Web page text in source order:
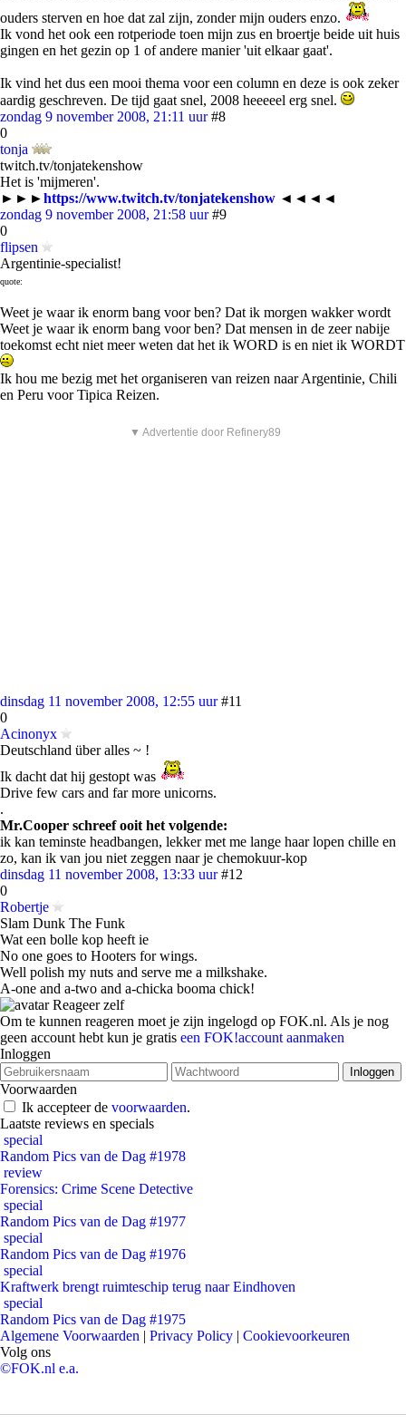
ouders sterven en hoe dat zal zijn, zonder mijn ouders enzo.
Ik vond het ook een rotperiode toen mijn zus en broertje beide uit huis
gingen en het gezin op 1 of andere manier 'uit elkaar gaat'.
Ik vind het dus een mooi thema voor een column en deze is ook zeker
aardig geschreven. De tijd gaat snel, 2008 heeeeel erg snel.
zondag 9 november 2008, 21:11 uur #8
0
tonja
twitch.tv/tonjatekenshow
Het is 'mijmeren'.
►►►https://www.twitch.tv/tonjatekenshow ◄◄◄◄
zondag 9 november 2008, 21:58 uur #9
0
flipsen
Argentinie-specialist!
quote:
Weet je waar ik enorm bang voor ben? Dat ik morgen wakker wordt
Weet je waar ik enorm bang voor ben? Dat mensen in de zeer nabije
toekomst echt niet meer weten dat het ik WORD is en niet ik WORDT
Ik hou me bezig met het organiseren van reizen naar Argentinie, Chili
en Peru voor Tipica Reizen.
▼ Advertentie door Refinery89
dinsdag 11 november 2008, 12:55 uur #11
0
Acinonyx
Deutschland über alles ~ !
Ik dacht dat hij gestopt was
Drive few cars and far more unicorns.
.
Mr.Cooper schreef ooit het volgende:
ik kan teminste headbangen, lekker met me lange haar lopen chille en
zo, kan ik van jou niet zeggen naar je chemokuur-kop
dinsdag 11 november 2008, 13:33 uur #12
0
Robertje
Slam Dunk The Funk
Wat een bolle kop heeft ie
No one goes to Hooters for wings.
Well polish my nuts and serve me a milkshake.
A-one and a-two and a-chicka booma chick!
Reageer zelf
Om te kunnen reageren moet je zijn ingelogd op FOK.nl. Als je nog
geen account hebt kun je gratis een FOK!account aanmaken
Inloggen
Voorwaarden
Ik accepteer de voorwaarden.
Laatste reviews en specials
special
Random Pics van de Dag #1978
review
Forensics: Crime Scene Detective
special
Random Pics van de Dag #1977
special
Random Pics van de Dag #1976
special
Kraftwerk brengt ruimteschip terug naar Eindhoven
special
Random Pics van de Dag #1975
Algemene Voorwaarden | Privacy Policy | Cookievoorkeuren
Volg ons
©FOK.nl e.a.